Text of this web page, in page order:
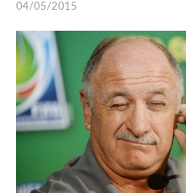
04/05/2015